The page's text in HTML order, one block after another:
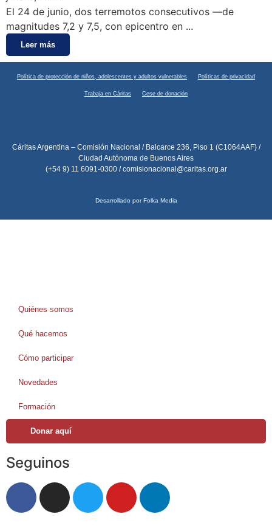
El 24 de junio, dos terremotos consecutivos —de
magnitudes 7,2 y 7,5, con epicentro en ...
Leer más
Política de protección de niños, adolescentes y adultos vulnerables Políticas de privacidad
Trabaja en Cáritas Cese de donación
Cáritas Argentina – Comisión Nacional / Balcarce 236, Piso 1 (C1064AAF) /
Ciudad Autónoma de Buenos Aires
(+54 9) 11 6091-0300 /comisionacional@caritas.org.ar
Desarrollado por Folka Media
Quiénes somos
Qué hacemos
Cómo participar
Novedades
Formación
Donar aquí
Seguinos